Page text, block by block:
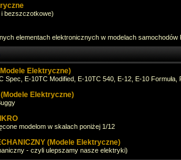
bezszczotkowe)
elementach elektronicznych w modelach samochodów
Elektryczne)
Spec, E-10TC Modified, E-10TC 540, E-12, E-10 Formuła,
(Modele Elektryczne)
modelom w skalach poniżej 1/12
(Modele Elektryczne)
- czyli ulepszamy nasze elektryki)